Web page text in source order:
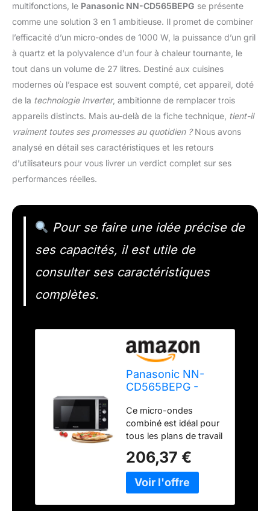
multifonctions, le Panasonic NN-CD565BEPG se présente
comme une solution 3 en 1 ambitieuse. Il promet de combiner
l’efficacité d’un micro-ondes de 1000 W, la puissance d’un gril
à quartz et la polyvalence d’un four à chaleur tournante, le
tout dans un volume de 27 litres. Destiné aux cuisines
modernes où l’espace est souvent compté, cet appareil, doté
de la technologie Inverter, ambitionne de remplacer trois
appareils distincts. Mais au-delà de la fiche technique, tient-il
vraiment toutes ses promesses au quotidien ?Nous avons
analysé en détail ses caractéristiques et les retours
d’utilisateurs pour vous livrer un verdict complet sur ses
performances réelles.
Pour se faire une idée précise de
ses capacités, il est utile de
consulter ses caractéristiques
complètes.
Panasonic NN-
CD565BEPG -
Combiné, 27 L,
Inverter, Chaleur à
100-220°C, Gril
Quartz 1300W,
Micro-ondes 1000
W, Plat Crispy,
Plateau tournant
Ce micro-ondes
combiné est idéal pour
tous les plans de travail
27 litres. Notre savoir-
faire de longue date en
matière de design
206,37 €